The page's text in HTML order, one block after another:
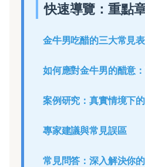
快速導覽：重點
金牛男吃醋的三大常見
如何應對金牛男的醋意
案例研究：真實情境下
專家建議與常見誤區
常見問答：深入解決你